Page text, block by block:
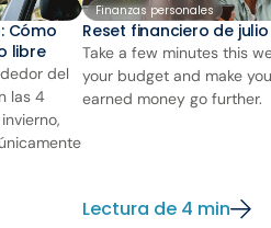
Cómo
libre
del
las 4
Finanzas personales
Reset financiero de
Take a few minutes this
your budget and make
earned money go further.
Lectura de 4 min